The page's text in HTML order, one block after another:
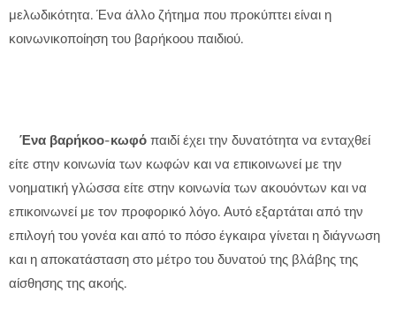
μελωδικότητα. Ένα άλλο ζήτημα που προκύπτει είναι η
κοινωνικοποίηση του βαρήκοου παιδιού.
Ένα βαρήκοο-κωφό παιδί έχει την δυνατότητα να ενταχθεί
είτε στην κοινωνία των κωφών και να επικοινωνεί με την
νοηματική γλώσσα είτε στην κοινωνία των ακουόντων και να
επικοινωνεί με τον προφορικό λόγο. Αυτό εξαρτάται από την
επιλογή του γονέα και από το πόσο έγκαιρα γίνεται η διάγνωση
και η αποκατάσταση στο μέτρο του δυνατού της βλάβης της
αίσθησης της ακοής.